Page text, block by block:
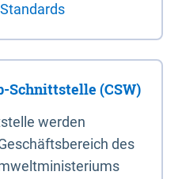
Schnittstelle (CSW)
werden
des